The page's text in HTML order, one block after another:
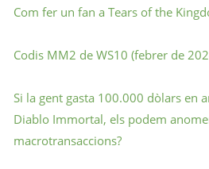
Com fer un fan a Tears of the
Codis MM2 de WS10 (febrer de
Si la gent gasta 100.000 dòlars en
Diablo Immortal, els podem
macrotransaccions?